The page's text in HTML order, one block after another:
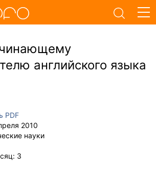
английского языка
PDF
2010
науки
3